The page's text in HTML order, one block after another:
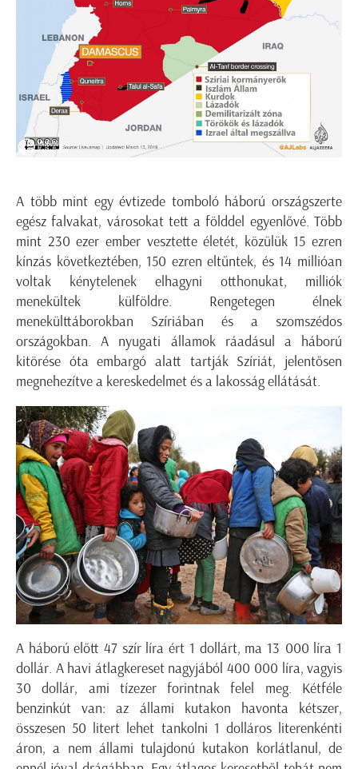
A több mint egy évtizede tomboló háború országszerte
egész falvakat, városokat tett a földdel egyenlővé. Több
mint 230 ezer ember vesztette életét, közülük 15 ezren
kínzás következtében, 150 ezren eltűntek, és 14 millióan
voltak kénytelenek elhagyni otthonukat, milliók
menekültek külföldre. Rengetegen élnek
menekülttáborokban Szíriában és a szomszédos
országokban. A nyugati államok ráadásul a háború
kitörése óta embargó alatt tartják Szíriát, jelentősen
megnehezítve a kereskedelmet és a lakosság ellátását.
A háború előtt 47 szír líra ért 1 dollárt, ma 13 000 líra 1
dollár. A havi átlagkereset nagyjából 400 000 líra, vagyis
30 dollár, ami tízezer forintnak felel meg. Kétféle
benzinkút van: az állami kutakon havonta kétszer,
összesen 50 litert lehet tankolni 1 dolláros literenkénti
áron, a nem állami tulajdonú kutakon korlátlanul, de